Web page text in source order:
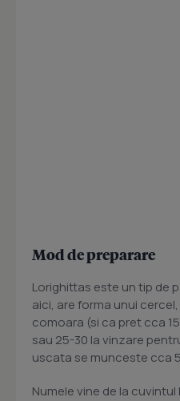
Mod de preparare
Lorighittas este un tip de
aici, are forma unui
comoara (si ca pret cca
sau 25-30 la vinzare
uscata se munceste cca
Numele vine de la cuvintul